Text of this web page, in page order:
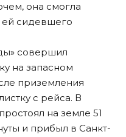
она смогла
ей сидевшего
совершил
на запасном
приземления
с рейса. В
на земле 51
и прибыл в Санкт-